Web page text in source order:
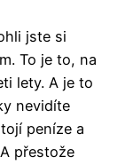
jste si
To je to, na
lety. A je to
nevidíte
peníze a
přestože